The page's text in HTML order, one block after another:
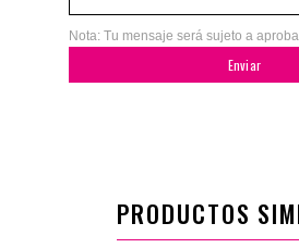
Nota: Tu mensaje será sujeto a
Enviar
PRODUCTOS